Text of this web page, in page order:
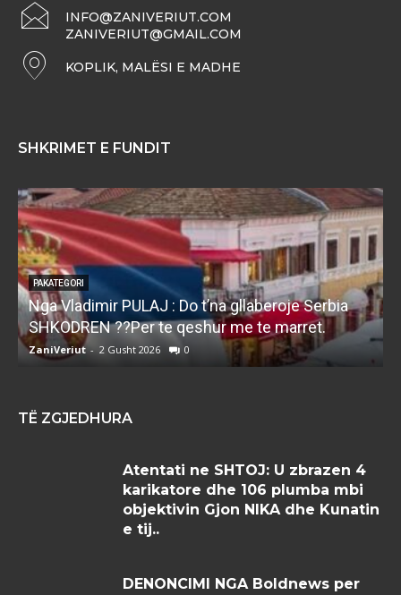
INFO@ZANIVERIUT.COM
ZANIVERIUT@GMAIL.COM
KOPLIK, MALËSI E MADHE
SHKRIMET E FUNDIT
PAKATEGORI
Nga Vladimir PULAJ : Do t’na gllaberoje Serbia
SHKODREN ??Per te qeshur me te marret.
ZaniVeriut - 2 Gusht 2026 0
TË ZGJEDHURA
Atentati ne SHTOJ: U zbrazen 4
karikatore dhe 106 plumba mbi
objektivin Gjon NIKA dhe Kunatin
e tij..
DENONCIMI NGA Boldnews per